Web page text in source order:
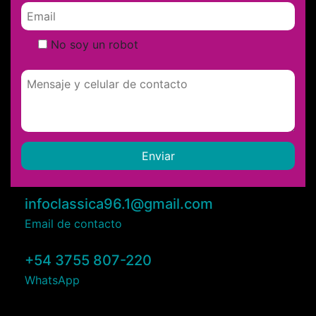
No soy un robot
infoclassica96.1@gmail.com
Email de contacto
+54 3755 807-220
WhatsApp